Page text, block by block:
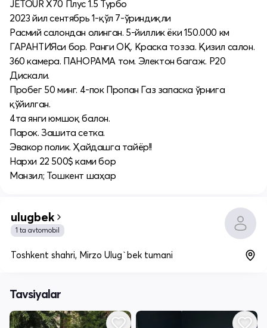
JETOUR Х70 Плус 1.5 Турбо
2023 йил сентябрь 1-қўл 7-ўриндиқли
Расмий салондан олинган. 5-йиллик ёки 150.000 км
ГАРАНТИЯси бор. Ранги ОҚ. Краска тозза. Қизил салон.
360 камера. ПАНОРАМА том. Электон багаж. Р20
Дискали.
Пробег 50 минг. 4-пок Пропан Газ запаска ўрнига
қўйилган.
4та янги юмшоқ балон.
Парок. Зашита сетка.
Эвакор полик. Ҳайдашга тайёр!!
Нархи 22 500$ ками бор
Манзил; Тошкент шаҳар
ulugbek
1 ta avtomobil
Toshkent shahri, Mirzo Ulug`bek tumani
Tavsiyalar